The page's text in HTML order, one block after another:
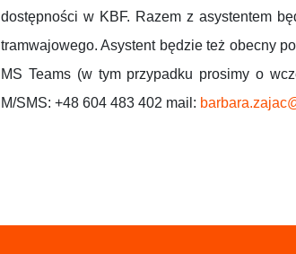
dostępności w KBF. Razem z asystentem
tramwajowego. Asystent będzie też obecny
MS Teams (w tym przypadku prosimy o
M/SMS: +48 604 483 402 mail: